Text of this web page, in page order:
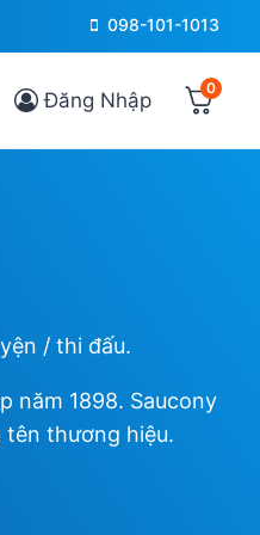
098-101-1013
Đăng Nhập 0
/ thi đấu.
năm 1898. Saucony
tên thương hiệu.